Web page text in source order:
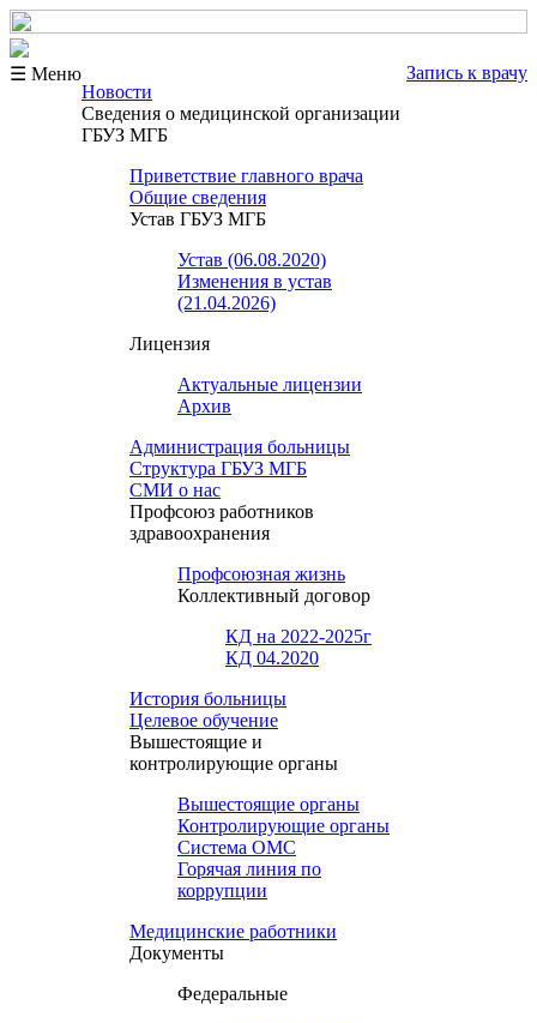
☰ Меню
Запись к врачу
Новости
Сведения о медицинской организации
ГБУЗ МГБ
Приветствие главного врача
Общие сведения
Устав ГБУЗ МГБ
Устав (06.08.2020)
Изменения в устав
(21.04.2026)
Лицензия
Актуальные лицензии
Архив
Администрация больницы
Структура ГБУЗ МГБ
СМИ о нас
Профсоюз работников
здравоохранения
Профсоюзная жизнь
Коллективный договор
КД на 2022-2025г
КД 04.2020
История больницы
Целевое обучение
Вышестоящие и
контролирующие органы
Вышестоящие органы
Контролирующие органы
Система ОМС
Горячая линия по
коррупции
Медицинские работники
Документы
Федеральные